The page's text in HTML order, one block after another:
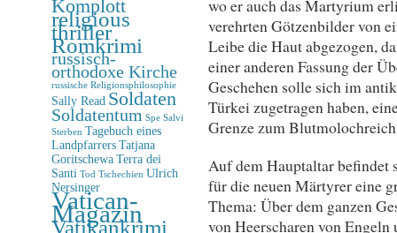
wo er auch das Martyrium
verehrten Götzenbilder von
Leibe die Haut abgezogen,
einer anderen Fassung der
Geschehen solle sich im
Türkei zugetragen haben,
Grenze zum
Auf dem Hauptaltar befindet
für die neuen Märtyrer eine
Thema: Über dem ganzen
von Heerscharen von
Komplott
religious
thriller
Romkrimi
russisch-
orthodoxe Kirche
russische Religionsphilosophie
Sally Read Soldaten
Soldatentum Spe Salvi
Sterben Tagebuch eines
Landpfarrers Tatjana
Goritschewa Terra dei
Santi Tod Tschechien Ulrich
Nersinger
Vatican-
Magazin
Vatikankrimi